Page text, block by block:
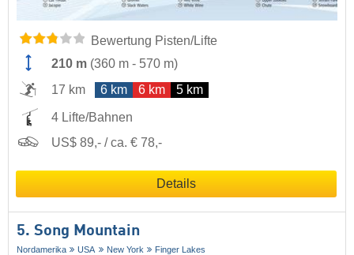
Bewertung Pisten/Lifte
210 m (360 m - 570 m)
17 km
6 km 6 km 5 km
4 Lifte/Bahnen
US$ 89,- / ca. € 78,-
Details
5. Song Mountain
Nordamerika USA New York Finger Lakes